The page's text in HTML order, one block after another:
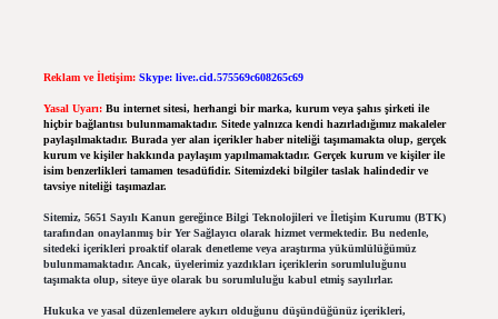
Reklam ve İletişim: Skype: live:.cid.575569c608265c69
Yasal Uyarı: Bu internet sitesi, herhangi bir marka, kurum veya şahıs şirketi ile
hiçbir bağlantısı bulunmamaktadır. Sitede yalnızca kendi hazırladığımız makaleler
paylaşılmaktadır. Burada yer alan içerikler haber niteliği taşımamakta olup, gerçek
kurum ve kişiler hakkında paylaşım yapılmamaktadır. Gerçek kurum ve kişiler ile
isim benzerlikleri tamamen tesadüfidir. Sitemizdeki bilgiler taslak halindedir ve
tavsiye niteliği taşımazlar.
Sitemiz, 5651 Sayılı Kanun gereğince Bilgi Teknolojileri ve İletişim Kurumu (BTK)
tarafından onaylanmış bir Yer Sağlayıcı olarak hizmet vermektedir. Bu nedenle,
sitedeki içerikleri proaktif olarak denetleme veya araştırma yükümlülüğümüz
bulunmamaktadır. Ancak, üyelerimiz yazdıkları içeriklerin sorumluluğunu
taşımakta olup, siteye üye olarak bu sorumluluğu kabul etmiş sayılırlar.
Hukuka ve yasal düzenlemelere aykırı olduğunu düşündüğünüz içerikleri,